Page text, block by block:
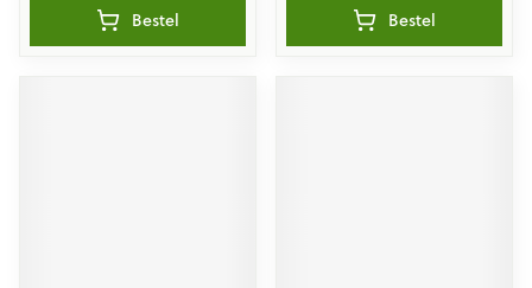
Bestel Bestel